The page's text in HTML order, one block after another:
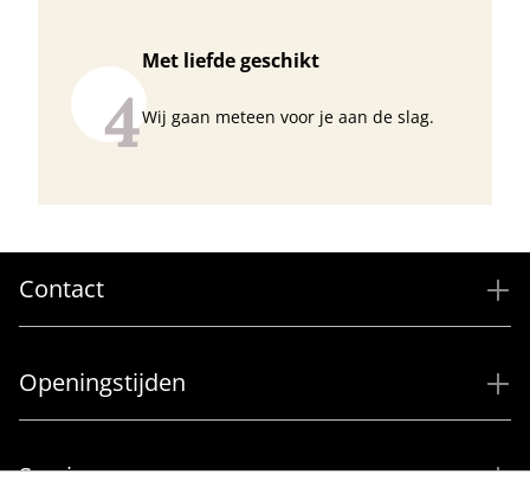
4
Met liefde geschikt
Wij gaan meteen voor je aan de slag.
Contact
Openingstijden
Service